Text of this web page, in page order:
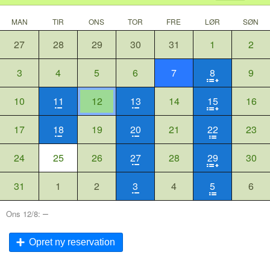
MAN TIR ONS TOR FRE LØR SØN
27 28 29 30 31 1 2
3 4 5 6 7 8 9
10 11 12 13 14 15 16
17 18 19 20 21 22 23
24 25 26 27 28 29 30
31 1 2 3 4 5 6
Ons 12/8: –
Opret ny reservation